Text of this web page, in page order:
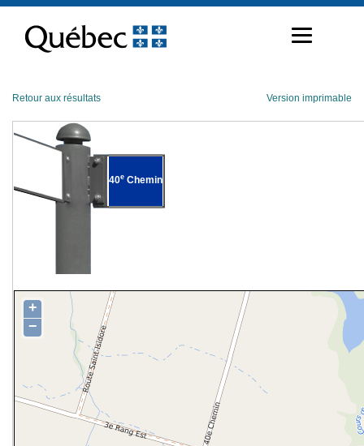
contenu
Retour aux résultats Version imprimable
40e Chemin
+
−